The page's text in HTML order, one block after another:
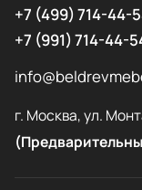
+7 (499) 714-44-
+7 (991) 714-44-
г. Москва, ул.